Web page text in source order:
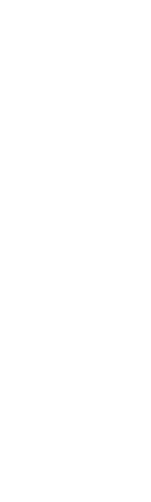
ein gutes
besonders
andere
bei
Arten.
von
liebsten von